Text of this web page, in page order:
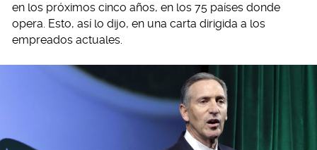
en los próximos cinco años, en los 75 países donde
opera. Esto, así lo dijo, en una carta dirigida a los
empreados actuales.